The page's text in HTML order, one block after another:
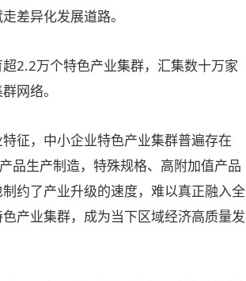
差异化发展道路。
2.2万个特色产业集群，汇集数十万家
网络。
征，中小企业特色产业集群普遍存在
品生产制造，特殊规格、高附加值产品
约了产业升级的速度，难以真正融入全
产业集群，成为当下区域经济高质量发